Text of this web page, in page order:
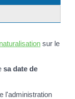
naturalisation sur le
sa date de
l'administration